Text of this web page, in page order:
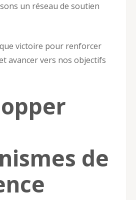
un réseau de soutien
victoire pour renforcer
avancer vers nos objectifs
de